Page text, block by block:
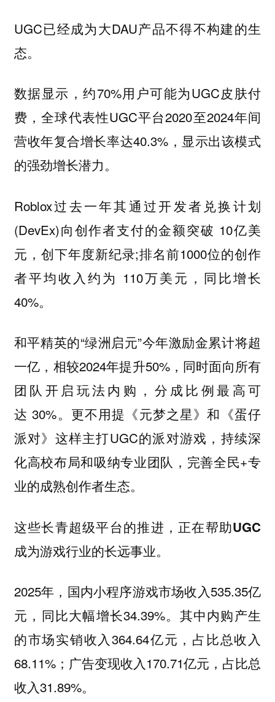
UGC已经成为大DAU产品不得不构建的生
态。
数据显示，约70%用户可能为UGC皮肤付
费，全球代表性UGC平台2020至2024年间
营收年复合增长率达40.3%，显示出该模式
的强劲增长潜力。
Roblox过去一年其通过开发者兑换计划
(DevEx)向创作者支付的金额突破 10亿美
元，创下年度新纪录;排名前1000位的创作
者平均收入约为 110万美元，同比增长
40%。
和平精英的“绿洲启元”今年激励金累计将超
一亿，相较2024年提升50%，同时面向所有
团队开启玩法内购，分成比例最高可
达 30%。更不用提《元梦之星》和《蛋仔
派对》这样主打UGC的派对游戏，持续深
化高校布局和吸纳专业团队，完善全民+专
业的成熟创作者生态。
这些长青超级平台的推进，正在帮助UGC
成为游戏行业的长远事业。
2025年，国内小程序游戏市场收入535.35亿
元，同比大幅增长34.39%。其中内购产生
的市场实销收入364.64亿元，占比总收入
68.11%；广告变现收入170.71亿元，占比总
收入31.89%。